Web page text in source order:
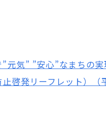
気” ”安心”なまちの実
啓発リーフレット）（